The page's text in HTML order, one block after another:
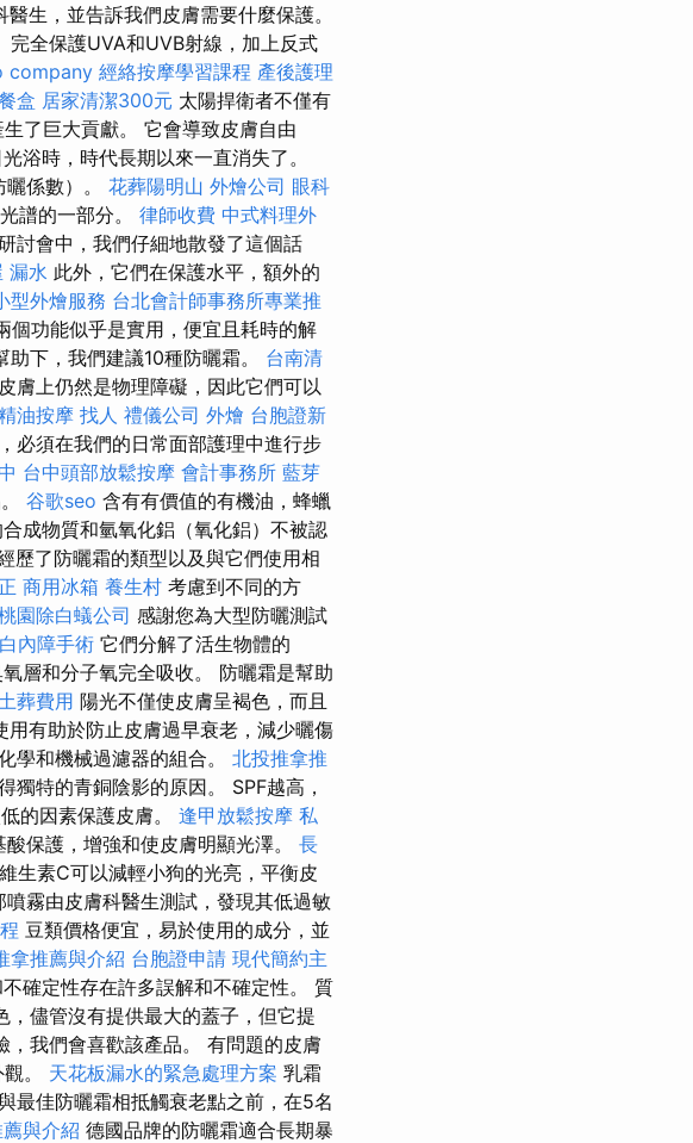
生，並告訴我們皮膚需要什麼保護。
全保護UVA和UVB射線，加上反式
company 經絡按摩學習課程 產後護理
盒 居家清潔300元 太陽捍衛者不僅有
了巨大貢獻。 它會導致皮膚自由
浴時，時代長期以來一直消失了。
係數）。 花葬陽明山 外燴公司 眼科
譜的一部分。 律師收費 中式料理外
討會中，我們仔細地散發了這個話
漏水 此外，它們在保護水平，額外的
型外燴服務 台北會計師事務所專業推
個功能似乎是實用，便宜且耗時的解
下，我們建議10種防曬霜。 台南清
膚上仍然是物理障礙，因此它們可以
油按摩 找人 禮儀公司 外燴 台胞證新
必須在我們的日常面部護理中進行步
台中頭部放鬆按摩 會計事務所 藍芽
谷歌seo 含有有價值的有機油，蜂蠟
合成物質和氫氧化鋁（氧化鋁）不被認
歷了防曬霜的類型以及與它們使用相
商用冰箱 養生村 考慮到不同的方
園除白蟻公司 感謝您為大型防曬測試
白內障手術 它們分解了活生物體的
層和分子氧完全吸收。 防曬霜是幫助
土葬費用 陽光不僅使皮膚呈褐色，而且
用有助於防止皮膚過早衰老，減少曬傷
學和機械過濾器的組合。 北投推拿推
特的青銅陰影的原因。 SPF越高，
的因素保護皮膚。 逢甲放鬆按摩 私
保護，增強和使皮膚明顯光澤。 長
生素C可以減輕小狗的光亮，平衡皮
噴霧由皮膚科醫生測試，發現其低過敏
豆類價格便宜，易於使用的成分，並
拿推薦與介紹 台胞證申請 現代簡約主
確定性存在許多誤解和不確定性。 質
儘管沒有提供最大的蓋子，但它提
我們會喜歡該產品。 有問題的皮膚
。 天花板漏水的緊急處理方案 乳霜
最佳防曬霜相抵觸衰老點之前，在5名
與介紹 德國品牌的防曬霜適合長期暴